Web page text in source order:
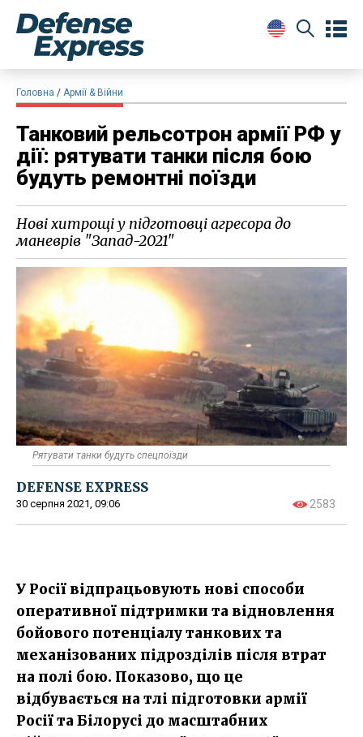
Головна Армії & Війни
Танковий рельсотрон армії РФ у
дії: рятувати танки після бою
будуть ремонтні поїзди
Нові хитрощі у підготовці агресора до
маневрів "Запад-2021"
Рятувати танки будуть спецпоїзди
DEFENSE EXPRESS
30 серпня 2021, 09:06 2583
У Росії відпрацьовують нові способи
оперативної підтримки та відновлення
бойового потенціалу танкових та
механізованих підрозділів після втрат
на полі бою. Показово, що це
відбувається на тлі підготовки армії
Росії та Білорусі до масштабних